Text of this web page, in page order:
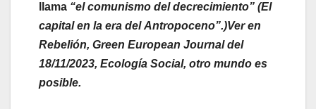
llama “el comunismo del decrecimiento” (El
capital en la era del Antropoceno”.)Ver en
Rebelión, Green European Journaldel
18/11/2023, Ecología Social, otro mundo es
posible.